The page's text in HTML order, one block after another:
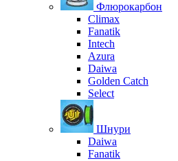
Флюрокарбон
Climax
Fanatik
Intech
Azura
Daiwa
Golden Catch
Select
Шнури
Daiwa
Fanatik